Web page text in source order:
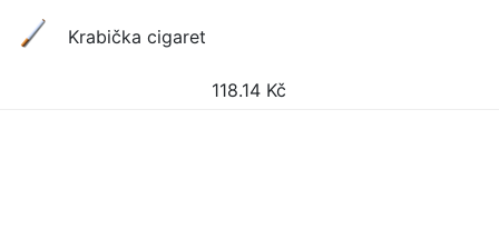
Krabička cigaret
118.14 Kč